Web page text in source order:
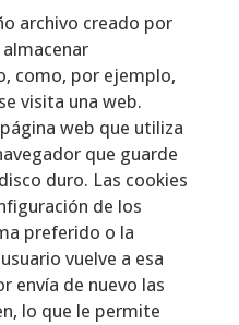
archivo creado por
como, por ejemplo,
visita una web.
web que utiliza
que guarde
duro. Las cookies
de los
preferido o la
vuelve a esa
envía de nuevo las
lo que le permite